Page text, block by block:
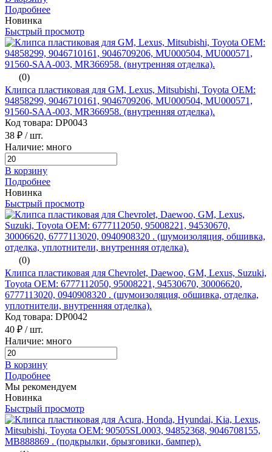
Подробнее
Новинка
Быстрый просмотр
(0)
Клипса пластиковая для GM, Lexus, Mitsubishi, Toyota ОЕМ:
94858299, 9046710161, 9046709206, MU000504, MU000571,
91560-SAA-003, MR366958. (внутренняя отделка).
Код товара: DP0043
38 ₽ / шт.
Наличие: много
В корзину
Подробнее
Новинка
Быстрый просмотр
(0)
Клипса пластиковая для Chevrolet, Daewoo, GM, Lexus, Suzuki,
Toyota ОЕМ: 6777112050, 95008221, 94530670, 30006620,
6777113020, 0940908320 . (шумоизоляция, обшивка, отделка,
уплотнители, внутренняя отделка).
Код товара: DP0042
40 ₽ / шт.
Наличие: много
В корзину
Подробнее
Мы рекомендуем
Новинка
Быстрый просмотр